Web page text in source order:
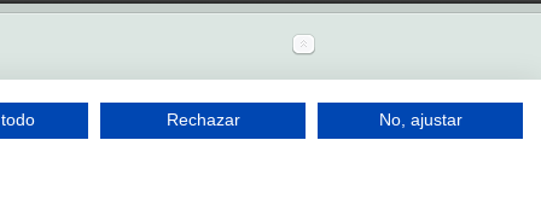
Rechazar No, ajustar
maquinaria hosteleria accesorios